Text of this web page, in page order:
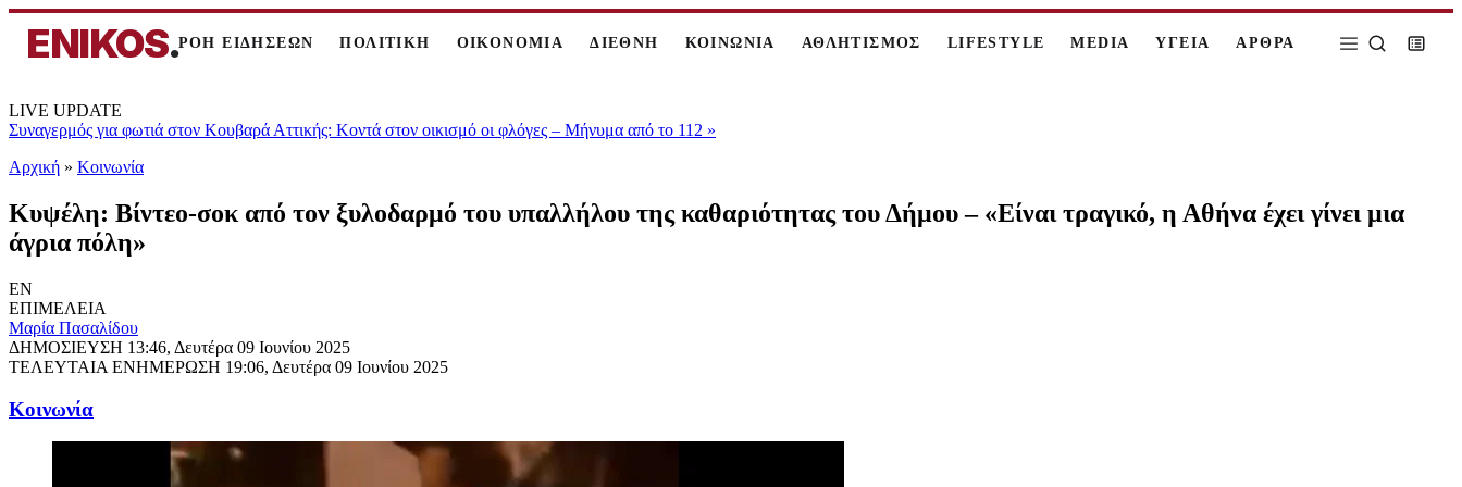
ENIKOS.ΡΟΗ ΕΙΔΗΣΕΩΝ ΠΟΛΙΤΙΚΗ ΟΙΚΟΝΟΜΙΑ ΔΙΕΘΝΗ ΚΟΙΝΩΝΙΑ ΑΘΛΗΤΙΣΜΟΣ LIFESTYLE MEDIA ΥΓΕΙΑ ΑΡΘΡΑ
LIVE UPDATE
Συναγερμός για φωτιά στον Κουβαρά Αττικής: Κοντά στον οικισμό οι φλόγες – Μήνυμα από το 112 »
Αρχική » Κοινωνία
Κυψέλη: Βίντεο-σοκ από τον ξυλοδαρμό του υπαλλήλου της καθαριότητας του Δήμου – «Είναι τραγικό, η Αθήνα έχει γίνει μια
άγρια πόλη»
EN
ΕΠΙΜΕΛΕΙΑ
Μαρία Πασαλίδου
ΔΗΜΟΣΙΕΥΣΗ 13:46, Δευτέρα 09 Ιουνίου 2025
ΤΕΛΕΥΤΑΙΑ ΕΝΗΜΕΡΩΣΗ 19:06, Δευτέρα 09 Ιουνίου 2025
Κοινωνία